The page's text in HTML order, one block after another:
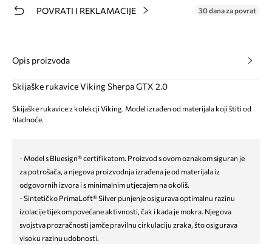
POVRATI I REKLAMACIJE 30 dana za povrat
Opis proizvoda
Skijaške rukavice Viking Sherpa GTX 2.0
Skijaške rukavice z kolekcji Viking. Model izrađen od materijala koji štiti od
hladnoće.
- Model s Bluesign® certifikatom. Proizvod s ovom oznakom siguran je
za potrošača, a njegova proizvodnja izrađena je od materijala iz
odgovornih izvora i s minimalnim utjecajem na okoliš.
- Sintetičko PrimaLoft® Silver punjenje osigurava optimalnu razinu
izolacije tijekom povećane aktivnosti, čak i kada je mokra. Njegova
svojstva prozračnosti jamče pravilnu cirkulaciju zraka, što osigurava
visoku razinu udobnosti.